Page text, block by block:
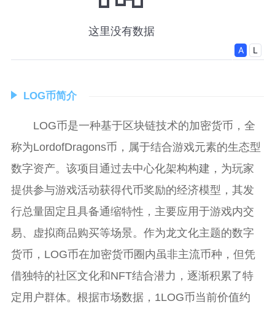
LOG币简介
LOG币是一种基于区块链技术的加密货币，全
称为LordofDragons币，属于结合游戏元素的生态型
数字资产。该项目通过去中心化架构构建，为玩家
提供参与游戏活动获得代币奖励的经济模型，其发
行总量固定且具备通缩特性，主要应用于游戏内交
易、虚拟商品购买等场景。作为龙文化主题的数字
货币，LOG币在加密货币圈内虽非主流币种，但凭
借独特的社区文化和NFT结合潜力，逐渐积累了特
定用户群体。根据市场数据，1LOG币当前价值约